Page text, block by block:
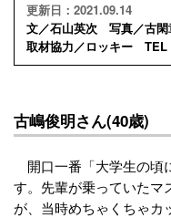
更新日：2021.09.14
文／石山英次 写真／古閑
取材協力／ロッキー
古嶋俊明さん(40歳)
開口一番「大学生の頃
す。先輩が乗っていたマ
が、当時めちゃくちゃカ